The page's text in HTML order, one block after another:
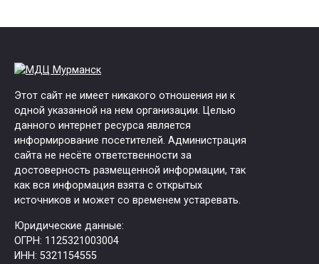
Этот сайт не имеет никакого отношения ни к
одной указанной на нем организации. Целью
данного интернет ресурса является
информирование посетителей. Администрация
сайта не несёте ответственности за
достоверность размещенной информации, так
как вся информация взята с открытых
источников и может со временем устаревать.
Юридические данные:
ОГРН: 1125321003004
ИНН: 5321154555